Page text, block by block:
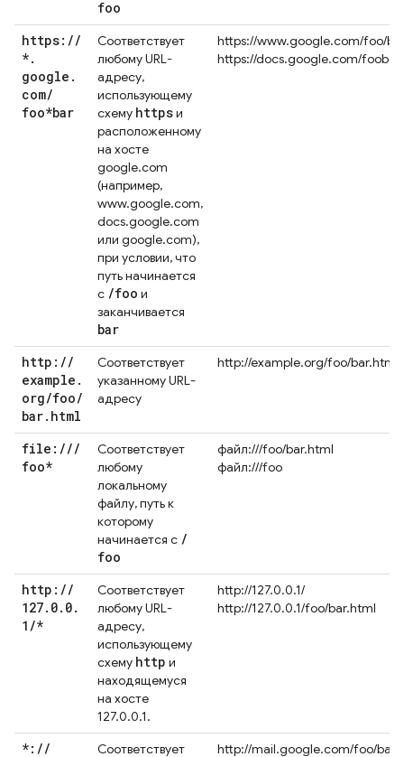
foo
https: //
*.
google .
com/
foo*bar
Соответствует
любому URL-
адресу,
использующему
схему httpsи
расположенному
на хосте
google.com
(например,
www.google.com,
docs.google.com
или google.com),
при условии, что
путь начинается
с /foo и
заканчивается
bar
https://www.google.com/foo/
https://docs.google.com/foobar
http: //
example .
org/foo/
bar. html
Соответствует
указанному URL-
адресу
http://example.org/foo/bar.html
file: ///
foo*
Соответствует
любому
локальному
файлу, путь к
которому
начинается с /
foo
файл:///foo/bar.html
файл:///foo
http: //
127. 0. 0.
1 /*
Соответствует
любому URL-
адресу,
использующему
схему http и
находящемуся
на хосте
127.0.0.1.
http://127.0.0.1/
http://127.0.0.1/foo/bar.html
*: //
Соответствует
http://mail.google.com/foo/